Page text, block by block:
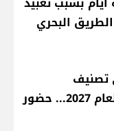
البحري
تصنيف
UNIRANKS العالمي لعام 2027... حضور